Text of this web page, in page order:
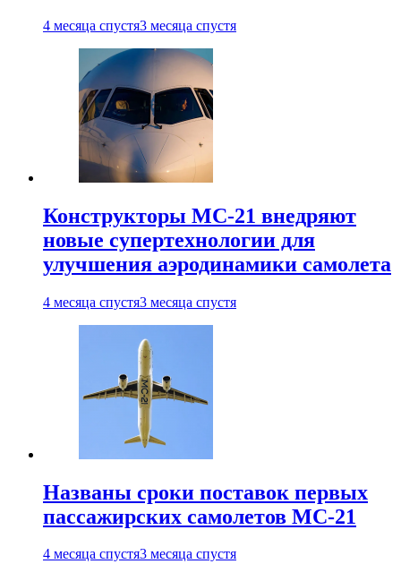
4 месяца спустя3 месяца спустя
Конструкторы МС-21 внедряют
новые супертехнологии для
улучшения аэродинамики самолета
4 месяца спустя3 месяца спустя
Названы сроки поставок первых
пассажирских самолетов МС-21
4 месяца спустя3 месяца спустя